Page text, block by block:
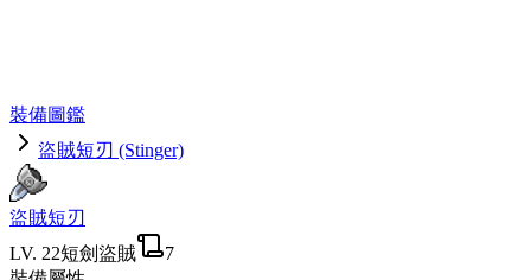
裝備圖鑑
盜賊短刃 (Stinger)
盜賊短刃
LV. 22短劍盜賊
7